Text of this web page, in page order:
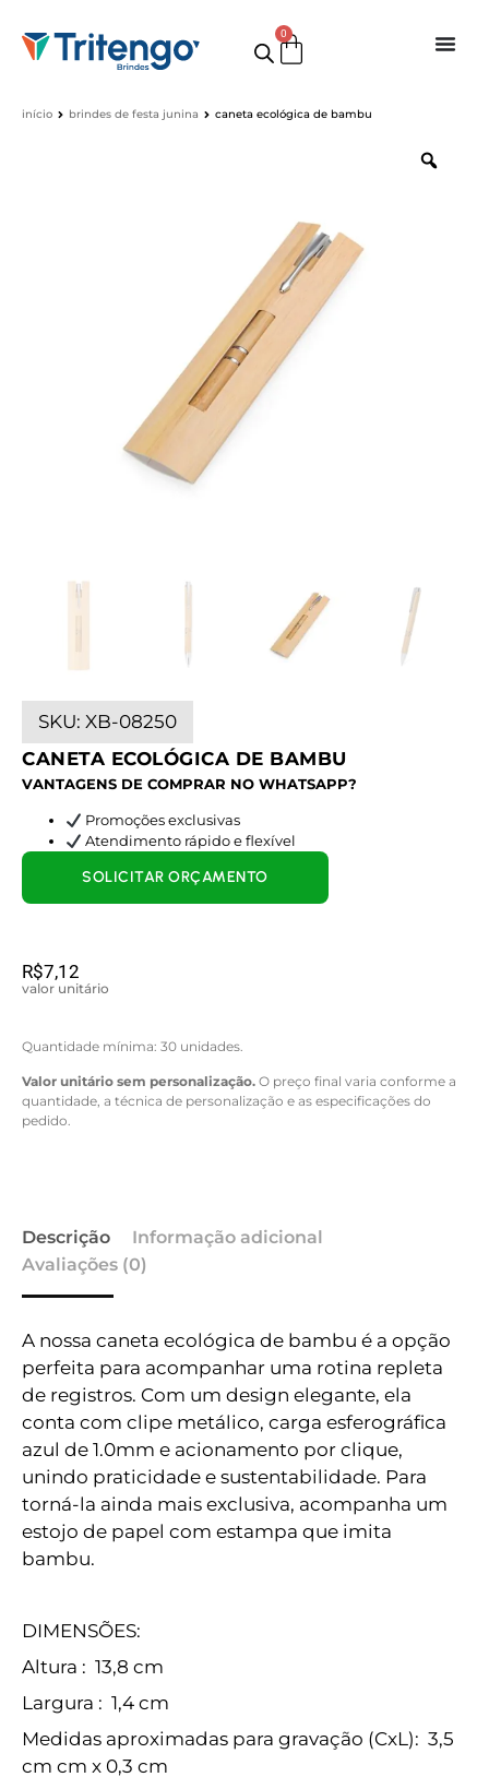
0
início brindes de festa junina caneta ecológica de bambu
SKU: XB-08250
CANETA ECOLÓGICA DE BAMBU
VANTAGENS DE COMPRAR NO WHATSAPP?
Promoções exclusivas
Atendimento rápido e flexível
R$7,12
valor unitário
Quantidade mínima: 30 unidades.
Valor unitário sem personalização. O preço final varia conforme a
quantidade, a técnica de personalização e as especificações do
pedido.
SOLICITAR ORÇAMENTO
Descrição
Informação adicional
Avaliações (0)
A nossa caneta ecológica de bambu é a opção
perfeita para acompanhar uma rotina repleta
de registros. Com um design elegante, ela
conta com clipe metálico, carga esferográfica
azul de 1.0mm e acionamento por clique,
unindo praticidade e sustentabilidade. Para
torná-la ainda mais exclusiva, acompanha um
estojo de papel com estampa que imita
bambu.
DIMENSÕES:
Altura : 13,8 cm
Largura : 1,4 cm
Medidas aproximadas para gravação (CxL): 3,5
cm cm x 0,3 cm